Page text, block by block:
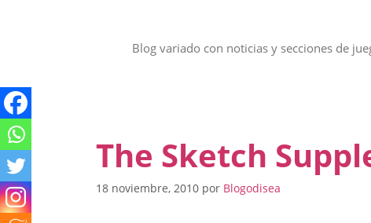
Blog variado con noticias y secciones de
The Sketch
18 noviembre, 2010 por Blogodisea